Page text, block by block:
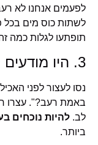
לפעמים אנחנו לא
לשתות כוס מים
תופתעו לגלות כמה
3. היו מודעים למה (ואיך) אתם אוכלים
נסו לעצור לפני
לב. להיות נוכחים
ביותר.